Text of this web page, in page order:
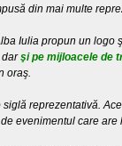
din mai multe
Iulia propun un logo
darşi pe mijloacele de
oraş.
reprezentativă.
evenimentul care are